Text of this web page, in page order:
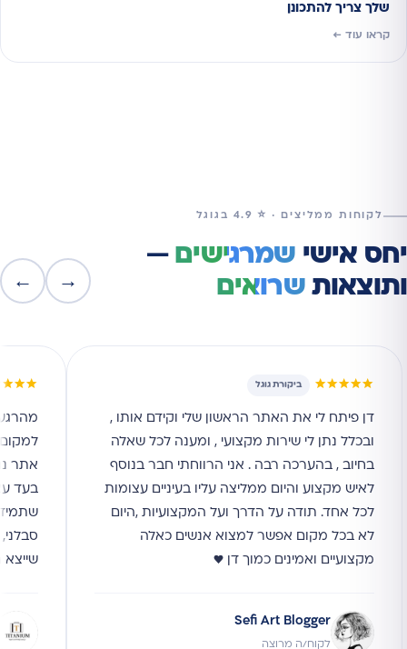
שלך צריך להתכונן
קראו עוד ←
לקוחות ממליצים · ⭐ 4.9 בגוגל
יחס אישי שמרגישים —
ותוצאותשרואים →
←
★★★★★ ביקורת גוגל
דן פיתח לי את האתר הראשון שלי וקידם אותו ,
ובכלל נתן לי שירות מקצועי , ומענה לכל שאלה
בחיוב , בהערכה רבה . אני הרווחתי חבר בנוסף
לאיש מקצוע והיום ממליצה עליו בעיניים עצומות
לכל אחד. תודה על הדרך ועל המקצועיות ,היום
לא בכל מקום אפשר למצוא אנשים כאלה
מקצועיים ואמינים כמוך דן ♥
Sefi Art Blogger
לקוח/ה מרוצה
למקום
אתר
בעד
שתמיד